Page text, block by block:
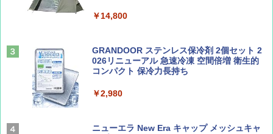
￥1,540
￥2,695
ァキア 2026～2027 地球の歩き方A ヨーロッ
ーチ ピクニック ポップアップテント 携帯 簡
￥4,980
テント ワンタッチ RENEW 幅200 2-3人用 43
￥5,999
￥14,800
GRANDOOR ステンレス保冷剤 2個セット 2
026リニューアル 急速冷凍 空間倍増 衛生的
コンパクト 保冷力長持ち
￥2,980
ニューエラ New Era キャップ メッシュキャ